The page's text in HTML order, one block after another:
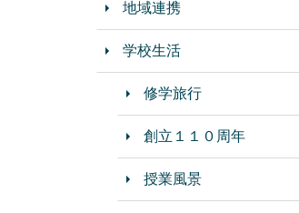
地域連携
学校生活
修学旅行
創立１１０周年
授業風景